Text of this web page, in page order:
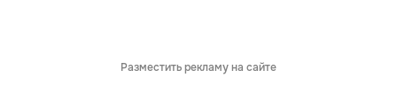
Разместить рекламу на сайте